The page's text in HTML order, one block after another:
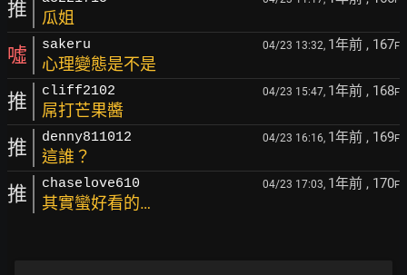
推 瓜姐
噓 sakeru 04/23 13:32, 1年前 , 167F
心理變態是不是
推 cliff2102 04/23 15:47, 1年前 , 168F
屌打芒果醬
推 denny811012 04/23 16:16, 1年前 , 169F
這誰？
推 chaselove610 04/23 17:03, 1年前 , 170F
其實蠻好看的…